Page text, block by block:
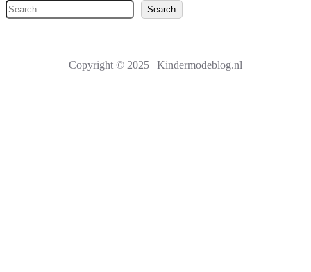
Z
o
e
Search
Copyright © 2025 | Kindermodeblog.nl